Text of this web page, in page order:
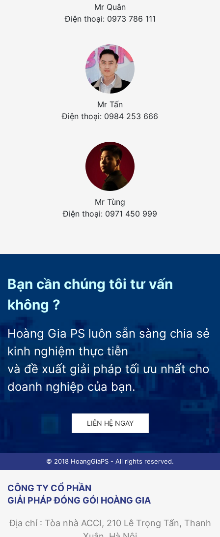
Mr Quân
Điện thoại: 0973 786 111
Mr Tấn
Điện thoại: 0984 253 666
Mr Tùng
Điện thoại: 0971 450 999
Bạn cần chúng tôi tư vấn
không ?
Hoàng Gia PS luôn sẵn sàng chia sẻ
kinh nghiệm thực tiễn
và đề xuất giải pháp tối ưu nhất cho
doanh nghiệp của bạn.
LIÊN HỆ NGAY
© 2018 HoangGiaPS - All rights reserved.
CÔNG TY CỔ PHẦN
GIẢI PHÁP ĐÓNG GÓI HOÀNG GIA
Địa chỉ : Tòa nhà ACCI, 210 Lê Trọng Tấn, Thanh